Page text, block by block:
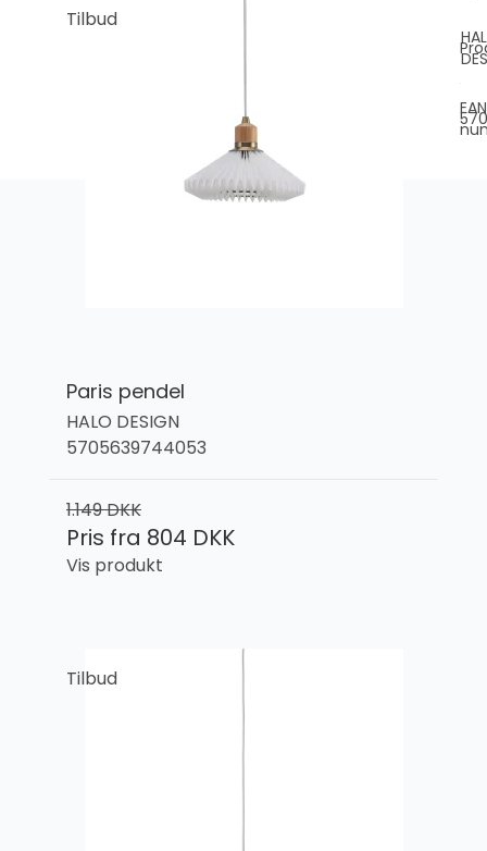
Tilbud
Paris pendel
HALO DESIGN
5705639744053
1.149 DKK
Pris fra 804 DKK
Vis produkt
Tilbud